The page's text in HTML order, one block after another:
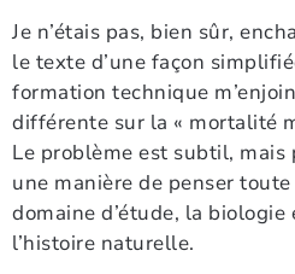
Je n’étais pas, bien sûr,
le texte d’une façon
formation technique
différente sur la « mortalité
Le problème est subtil, mais
une manière de penser
domaine d’étude, la
l’histoire naturelle.